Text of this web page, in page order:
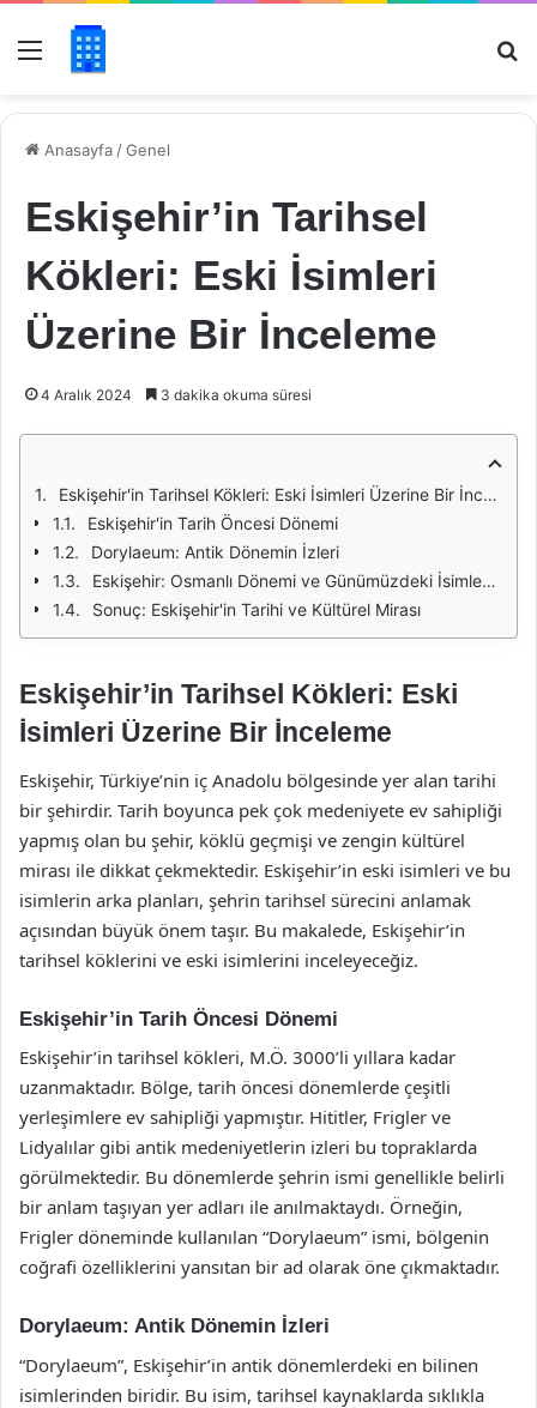
Menü
Anasayfa /Genel
Eskişehir’in Tarihsel
Kökleri: Eski İsimleri
Üzerine Bir İnceleme
4 Aralık 2024 3 dakika okuma süresi
Eskişehir'in Tarihsel Kökleri: Eski İsimleri Üzerine Bir İnceleme
Eskişehir'in Tarih Öncesi Dönemi
Dorylaeum: Antik Dönemin İzleri
Eskişehir: Osmanlı Dönemi ve Günümüzdeki İsimlendirme
Sonuç: Eskişehir'in Tarihi ve Kültürel Mirası
Eskişehir’in Tarihsel Kökleri: Eski
İsimleri Üzerine Bir İnceleme
Eskişehir, Türkiye’nin iç Anadolu bölgesinde yer alan tarihi
bir şehirdir. Tarih boyunca pek çok medeniyete ev sahipliği
yapmış olan bu şehir, köklü geçmişi ve zengin kültürel
mirası ile dikkat çekmektedir. Eskişehir’in eski isimleri ve bu
isimlerin arka planları, şehrin tarihsel sürecini anlamak
açısından büyük önem taşır. Bu makalede, Eskişehir’in
tarihsel köklerini ve eski isimlerini inceleyeceğiz.
Eskişehir’in Tarih Öncesi Dönemi
Eskişehir’in tarihsel kökleri, M.Ö. 3000’li yıllara kadar
uzanmaktadır. Bölge, tarih öncesi dönemlerde çeşitli
yerleşimlere ev sahipliği yapmıştır. Hititler, Frigler ve
Lidyalılar gibi antik medeniyetlerin izleri bu topraklarda
görülmektedir. Bu dönemlerde şehrin ismi genellikle belirli
bir anlam taşıyan yer adları ile anılmaktaydı. Örneğin,
Frigler döneminde kullanılan “Dorylaeum” ismi, bölgenin
coğrafi özelliklerini yansıtan bir ad olarak öne çıkmaktadır.
Dorylaeum: Antik Dönemin İzleri
“Dorylaeum”, Eskişehir’in antik dönemlerdeki en bilinen
isimlerinden biridir. Bu isim, tarihsel kaynaklarda sıklıkla